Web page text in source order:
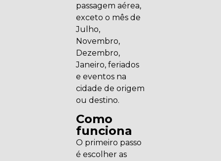
passagem aérea,
exceto o mês de
Julho,
Novembro,
Dezembro,
Janeiro, feriados
e eventos na
cidade de origem
ou destino.
Como
funciona
O primeiro passo
é escolher as